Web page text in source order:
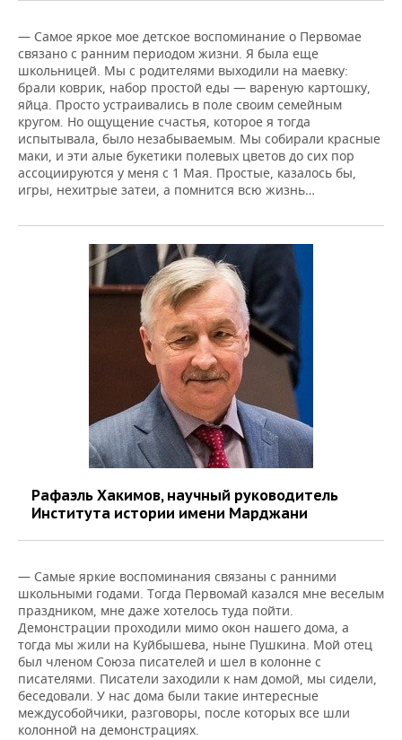
— Самое яркое мое детское воспоминание о Первомае
связано с ранним периодом жизни. Я была еще
школьницей. Мы с родителями выходили на маевку:
брали коврик, набор простой еды — вареную картошку,
яйца. Просто устраивались в поле своим семейным
кругом. Но ощущение счастья, которое я тогда
испытывала, было незабываемым. Мы собирали красные
маки, и эти алые букетики полевых цветов до сих пор
ассоциируются у меня с 1 Мая. Простые, казалось бы,
игры, нехитрые затеи, а помнится всю жизнь…
Рафаэль Хакимов, научный руководитель
Института истории имени Марджани
— Самые яркие воспоминания связаны с ранними
школьными годами. Тогда Первомай казался мне веселым
праздником, мне даже хотелось туда пойти.
Демонстрации проходили мимо окон нашего дома, а
тогда мы жили на Куйбышева, ныне Пушкина. Мой отец
был членом Союза писателей и шел в колонне с
писателями. Писатели заходили к нам домой, мы сидели,
беседовали. У нас дома были такие интересные
междусобойчики, разговоры, после которых все шли
колонной на демонстрациях.